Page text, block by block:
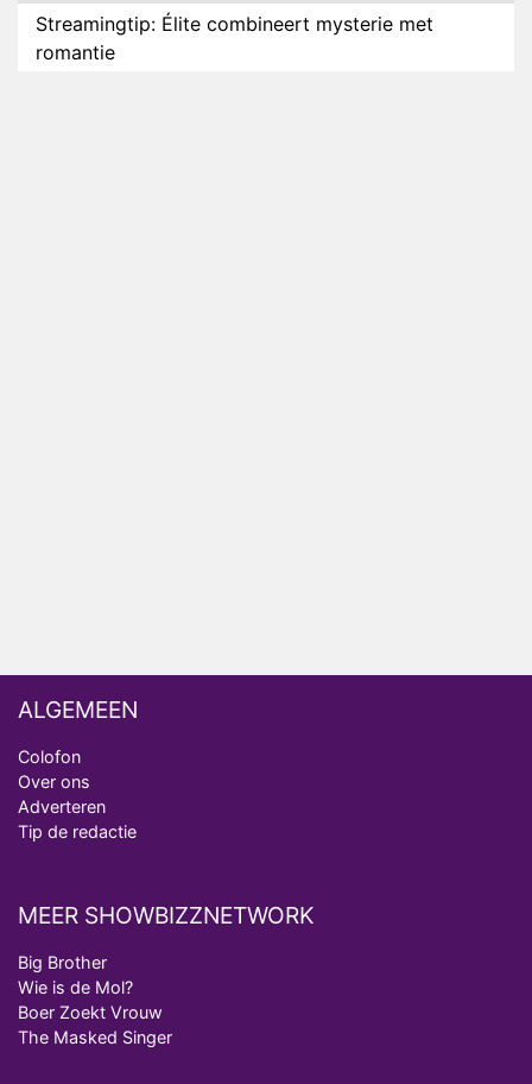
Streamingtip: Élite combineert mysterie met
romantie
ALGEMEEN
Colofon
Over ons
Adverteren
Tip de redactie
MEER SHOWBIZZNETWORK
Big Brother
Wie is de Mol?
Boer Zoekt Vrouw
The Masked Singer